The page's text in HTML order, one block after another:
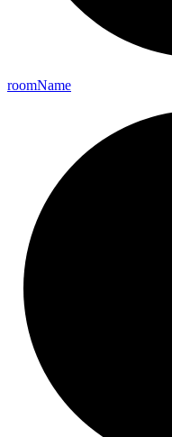
roomName